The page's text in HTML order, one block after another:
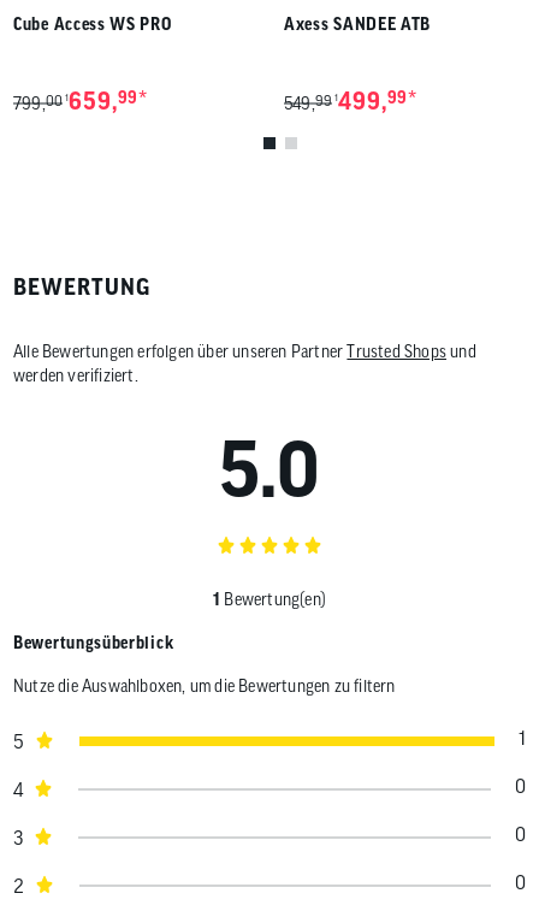
Cube Access WS PRO
799,00 1659,99*
Axess SANDEE ATB
549,99 1499,99*
BEWERTUNG
Alle Bewertungen erfolgen über unseren PartnerTrusted Shopsund
werden verifiziert.
5.0
1 Bewertung(en)
Bewertungsüberblick
Nutze die Auswahlboxen, um die Bewertungen zu filtern
5 1
4 0
3 0
2 0